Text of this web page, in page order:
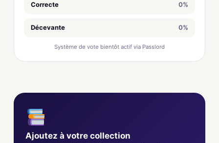
Correcte 0%
Décevante 0%
Système de vote bientôt actif via Passlord
Ajoutez à votre collection